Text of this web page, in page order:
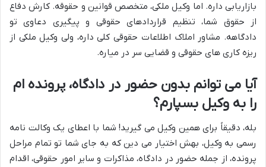
بازاریابی داره. اما وکیل ملکی، متخصص قوانین و حقوقه. کارش دفاع
از حقوق شما، تنظیم قراردادهای حقوقی و پیگیری دعاوی تو
دادگاهه. مشاور املاک اطلاعات حقوقی کلی داره، ولی وکیل ملکی از
ریزه کاری های حقوقی و قضایی سر در میاره.
آیا می توانم بدون حضور در دادگاه، پرونده ام
را به وکیل بسپارم؟
بله، دقیقاً برای همین وکیل می گیرید! شما با اعطای یک وکالت نامه
رسمی به وکیل، بهش اختیار می دین که به جای شما تو تمام مراحل
پرونده، از جمله حضور در دادگاه، مذاکرات و سایر امور حقوقی، اقدام